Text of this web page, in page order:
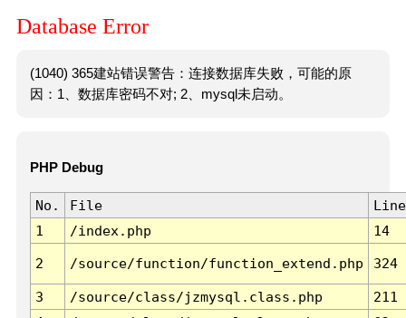
Database Error
(1040) 365建站错误警告：连接数据库失败，可能的原
因：1、数据库密码不对; 2、mysql未启动。
PHP Debug
No. File
Line
1
/index.php 14
2 /source/function/function_extend.php 324
3 /source/class/jzmysql.class.php
211